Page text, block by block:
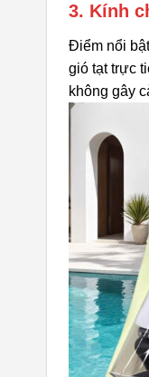
3. Kính
Điểm nổi
gió tạt trực
không gây